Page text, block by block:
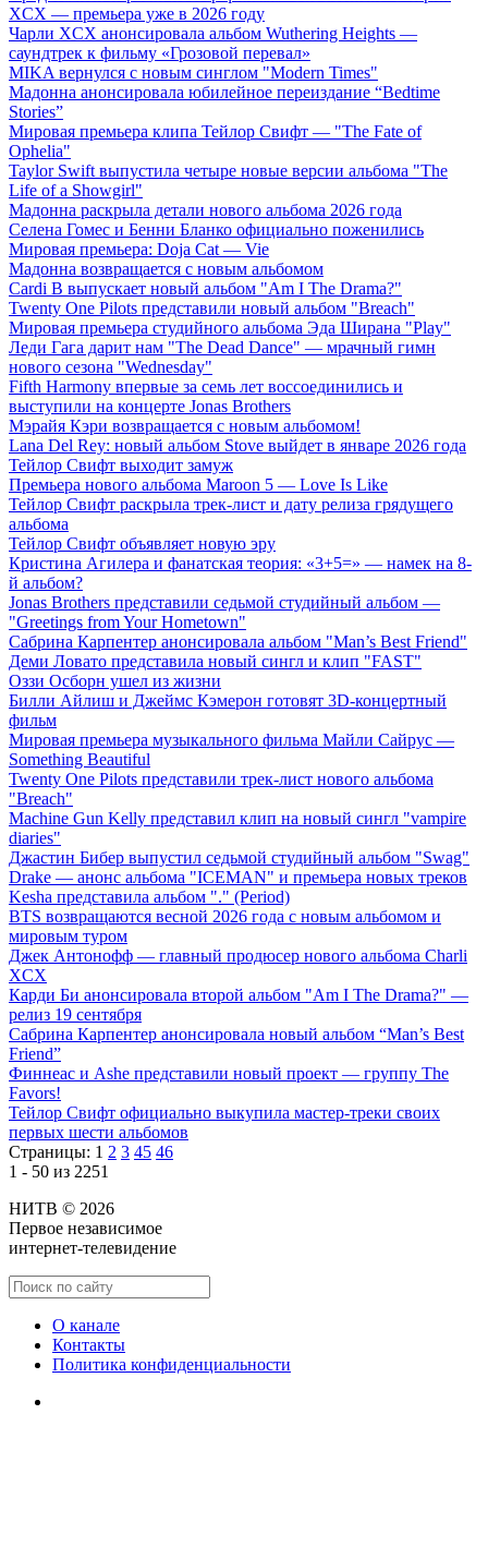
XCX — премьера уже в 2026 году
Чарли XCX анонсировала альбом Wuthering Heights —
саундтрек к фильму «Грозовой перевал»
MIKA вернулся с новым синглом "Modern Times"
Мадонна анонсировала юбилейное переиздание “Bedtime
Stories”
Мировая премьера клипа Тейлор Свифт — "The Fate of
Ophelia"
Taylor Swift выпустила четыре новые версии альбома "The
Life of a Showgirl"
Мадонна раскрыла детали нового альбома 2026 года
Селена Гомес и Бенни Бланко официально поженились
Мировая премьера: Doja Cat — Vie
Мадонна возвращается с новым альбомом
Cardi B выпускает новый альбом "Am I The Drama?"
Twenty One Pilots представили новый альбом "Breach"
Мировая премьера студийного альбома Эда Ширана "Play"
Леди Гага дарит нам "The Dead Dance" — мрачный гимн
нового сезона "Wednesday"
Fifth Harmony впервые за семь лет воссоединились и
выступили на концерте Jonas Brothers
Мэрайя Кэри возвращается с новым альбомом!
Lana Del Rey: новый альбом Stove выйдет в январе 2026 года
Тейлор Свифт выходит замуж
Премьера нового альбома Maroon 5 — Love Is Like
Тейлор Свифт раскрыла трек-лист и дату релиза грядущего
альбома
Тейлор Свифт объявляет новую эру
Кристина Агилера и фанатская теория: «3+5=» — намек на 8-
й альбом?
Jonas Brothers представили седьмой студийный альбом —
"Greetings from Your Hometown"
Сабрина Карпентер анонсировала альбом "Man’s Best Friend"
Деми Ловато представила новый сингл и клип "FAST"
Оззи Осборн ушел из жизни
Билли Айлиш и Джеймс Кэмерон готовят 3D-концертный
фильм
Мировая премьера музыкального фильма Майли Сайрус —
Something Beautiful
Twenty One Pilots представили трек-лист нового альбома
"Breach"
Machine Gun Kelly представил клип на новый сингл "vampire
diaries"
Джастин Бибер выпустил седьмой студийный альбом "Swag"
Drake — анонс альбома "ICEMAN" и премьера новых треков
Kesha представила альбом "." (Period)
BTS возвращаются весной 2026 года с новым альбомом и
мировым туром
Джек Антонофф — главный продюсер нового альбома Charli
XCX
Карди Би анонсировала второй альбом "Am I The Drama?" —
релиз 19 сентября
Сабрина Карпентер анонсировала новый альбом “Man’s Best
Friend”
Финнеас и Ashe представили новый проект — группу The
Favors!
Тейлор Свифт официально выкупила мастер-треки своих
первых шести альбомов
Страницы: 1 2 3 45 46
1 - 50 из 2251
НИТВ © 2026
Первое независимое
интернет-телевидение
О канале
Контакты
Политика конфиденциальности